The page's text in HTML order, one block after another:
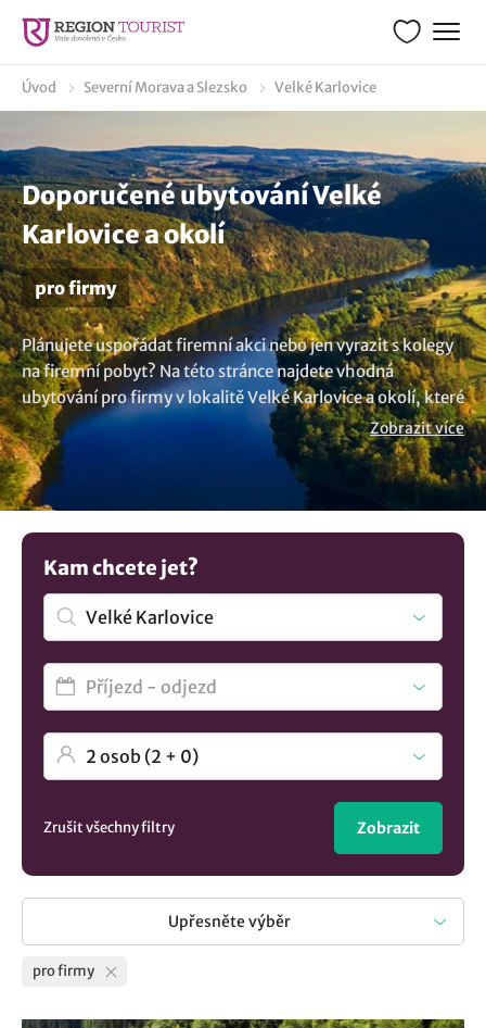
Úvod Severní Morava a Slezsko Velké Karlovice
Doporučené ubytování Velké
Karlovice a okolí
pro firmy
Plánujete uspořádat firemní akci nebo jen vyrazit s kolegy
na firemní pobyt? Na této stránce najdete vhodná
ubytování pro firmy v lokalitě Velké Karlovice a okolí, které
vám poskytnou možnost uspořádat firemní akci, školení
nebo teambuilding. Ubytování v místě školení a společně
strávený čas posílí týmového ducha a prohloubí vaše
pracovní vztahy. Máte jinou představu? Podívejte se na více
tipů naubytování v lokalitě Velké Karlovice..
Zobrazit více
Kam chcete jet?
Zrušit všechny filtry Zobrazit
Upřesněte výběr
pro firmy